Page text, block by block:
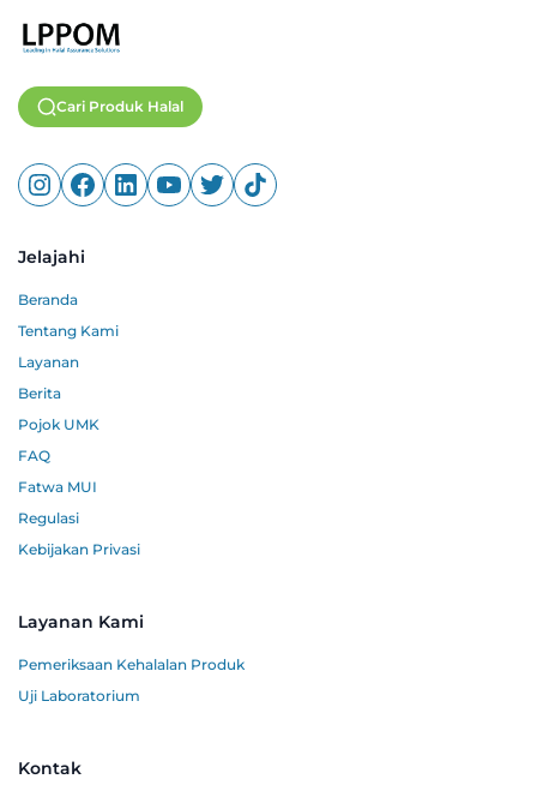
Cari Produk Halal
Jelajahi
Beranda
Tentang Kami
Layanan
Berita
Pojok UMK
FAQ
Fatwa MUI
Regulasi
Kebijakan Privasi
Layanan Kami
Pemeriksaan Kehalalan Produk
Uji Laboratorium
Kontak